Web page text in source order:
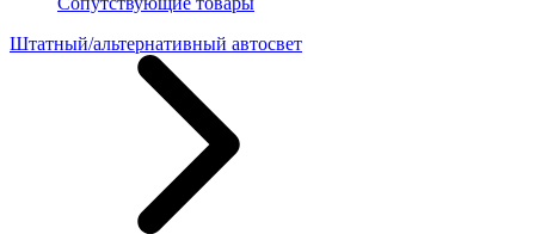
Штатный/альтернативный автосвет